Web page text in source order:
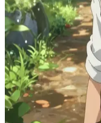
Zephyr
Zephyr – korposzczur i
Zephyr był zwyczajnym
przeniesiony do świata
początkujący
służbowego ze
awanturnikiem
połączyć siły w